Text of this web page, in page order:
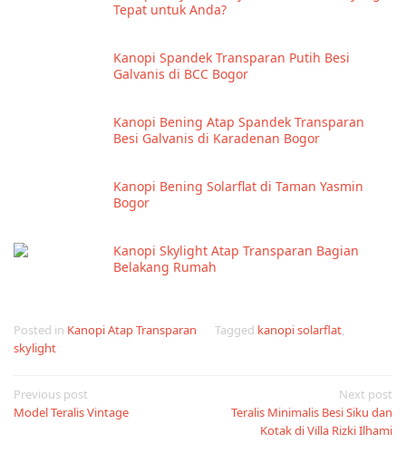
Tepat untuk Anda?
Kanopi Spandek Transparan Putih Besi
Galvanis di BCC Bogor
Kanopi Bening Atap Spandek Transparan
Besi Galvanis di Karadenan Bogor
Kanopi Bening Solarflat di Taman Yasmin
Bogor
Kanopi Skylight Atap Transparan Bagian
Belakang Rumah
Posted in Kanopi Atap Transparan Tagged kanopi solarflat,
skylight
Post
navigation
Previous post
Model Teralis Vintage
Next post
Teralis Minimalis Besi Siku dan
Kotak di Villa Rizki Ilhami⁠